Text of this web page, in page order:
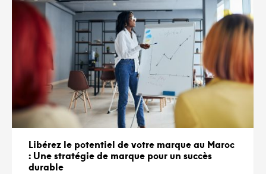
Libérez le potentiel de votre marque au Maroc
: Une stratégie de marque pour un succès
durable